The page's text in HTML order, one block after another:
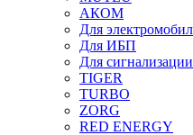
АКОМ
Для
Для ИБП
Для сигнализации
TIGER
TURBO
ZORG
RED ENERGY